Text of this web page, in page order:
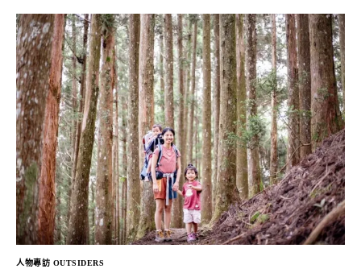
人物專訪 OUTSIDERS